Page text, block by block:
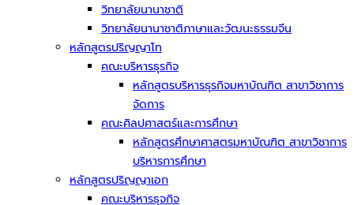
วิทยาลัยนานาชาติ
วิทยาลัยนานาชาติภาษาและวัฒนะธรรมจีน
หลักสูตรปริญญาโท
คณะบริหารธุรกิจ
หลักสูตรบริหารธุรกิจมหาบัณฑิต สาขาวิชาการ
จัดการ
คณะศิลปศาสตร์และการศึกษา
หลักสูตรศึกษาศาสตรมหาบัณฑิต สาขาวิชาการ
บริหารการศึกษา
หลักสูตรปริญญาเอก
คณะบริหารธุจกิจ